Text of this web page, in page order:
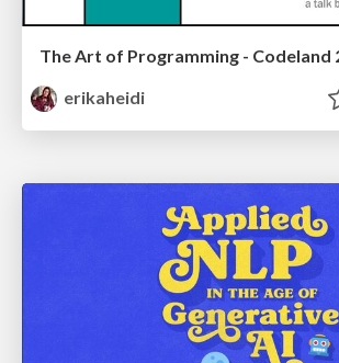
The Art of Programming - Codeland
erikaheidi